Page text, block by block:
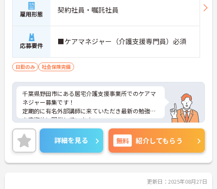
雇用形態 契約社員・嘱託社員
応募要件 ■ケアマネジャー（介護支援専門員）必須
日勤のみ 社会保険完備
千葉県野田市にある居宅介護支援事業所でのケアマ
ネジャー募集です！
定期的に有名外部講師に来ていただき最新の勉強会
を定期的に開催しています。
入職後にもスキルアップも目指せます◎ 評価制度が
しっかりしており、各種手当も充実！
ペーパーレス化にも取り組み業務負担軽減に配慮さ
れており、安心して働くことができます。
ご興味のある方には、面接対策ポイントなど、さら
詳細を見る 無料 紹介してもらう
更新日：2025年08月27日